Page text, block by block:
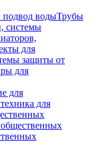
подвод водыТрубы
системы
для
защиты от
для
для
для